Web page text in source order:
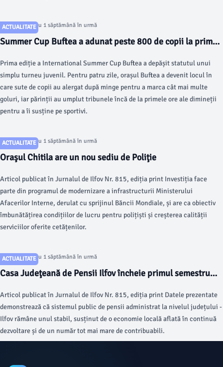
ACTUALITATE
Articol postat cu 1 săptămână în urmă
Summer Cup Buftea a adunat peste 800 de copii la prima
orașul într-o capitală a fotbalului juvenil
Prima ediție a International Summer Cup Buftea a depășit statutul unui
simplu turneu juvenil. Pentru patru zile, orașul Buftea a devenit locul în
care sute de copii au alergat după minge pentru a marca cât mai multe
goluri, iar părinții au umplut tribunele încă de la primele ore ale dimineții
pentru a îi susține pe sportivi.
ACTUALITATE
Articol postat cu 1 săptămână în urmă
Oraşul Chitila are un nou sediu de Poliţie
Articol publicat în Jurnalul de Ilfov Nr. 815, ediția print Investiția face
parte din programul de modernizare a infrastructurii Ministerului
Afacerilor Interne, derulat cu sprijinul Băncii Mondiale, și are ca obiectiv
îmbunătățirea condițiilor de lucru pentru polițiști și creșterea calității
serviciilor oferite cetățenilor.
ACTUALITATE
Articol postat cu 1 săptămână în urmă
Casa Judeţeană de Pensii Ilfov încheie primul semestru
Articol publicat în Jurnalul de Ilfov Nr. 815, ediția print Datele prezentate
demonstrează că sistemul public de pensii administrat la nivelul județului ­
Ilfov rămâne unul stabil, susținut de o economie locală aflată în continuă
dezvoltare și de un număr tot mai mare de contribuabili.